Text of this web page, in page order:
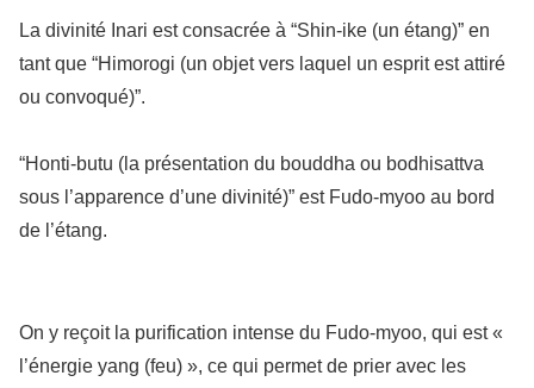
La divinité Inari est consacrée à “Shin-ike (un étang)” en
tant que “Himorogi (un objet vers laquel un esprit est attiré
ou convoqué)”.
“Honti-butu (la présentation du bouddha ou bodhisattva
sous l’apparence d’une divinité)” est Fudo-myoo au bord
de l’étang.
On y reçoit la purification intense du Fudo-myoo, qui est «
l’énergie yang (feu) », ce qui permet de prier avec les